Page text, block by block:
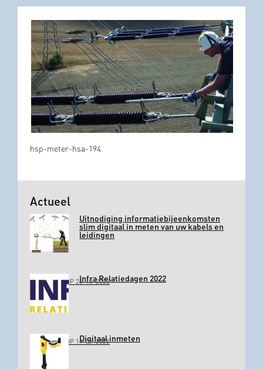
hsp-meter-hsa-194
Actueel
Uitnodiging informatiebijeenkomsten
slim digitaal in meten van uw kabels en
leidingen
GEPLAATST OP 26-10-2022Infra Relatiedagen 2022
GEPLAATST OP 11-03-2022Digitaal inmeten